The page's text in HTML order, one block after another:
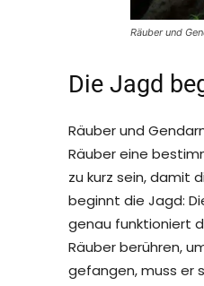
Räuber und
Die Jagd
Räuber und
Räuber eine
zu kurz sein, damit
beginnt die Jagd:
genau funktioniert
Räuber berühren,
gefangen, muss er